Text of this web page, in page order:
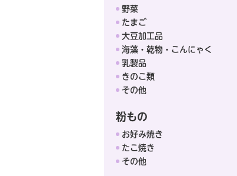
野菜
たまご
大豆加工品
海藻・乾物・こんにゃく
乳製品
きのこ類
その他
粉もの
お好み焼き
たこ焼き
その他